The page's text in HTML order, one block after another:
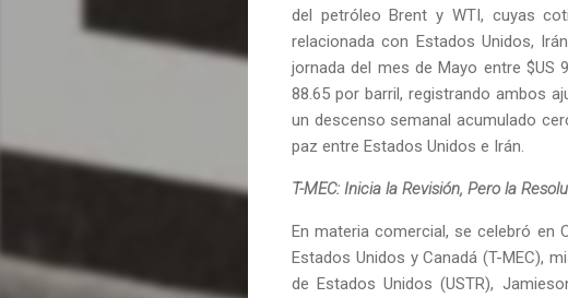
del petróleo Brent y WTI, cuyas
relacionada con Estados Unidos,
jornada del mes de Mayo entre $US
88.65 por barril, registrando ambos
un descenso semanal acumulado
paz entre Estados Unidos e Irán.
T-MEC: Inicia la Revisión, Pero la
En materia comercial, se celebró en
Estados Unidos y Canadá (T-MEC),
de Estados Unidos (USTR),